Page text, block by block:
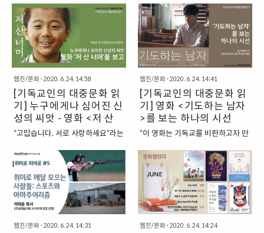
와 트렌드에 관심 있는 사람 정도만
알고 있던 ‘언택트(untact)’가 대부
분 사람들이 알 정도까지 되었다. 요
즘 교회는 ‘언택트’(untact)’ 활동의
일종인 온라인 예배를 둘러싼 논의
가 ..
다. 물론 어떤 것들은 ‘정상’으로 돌
아갈 수 있겠다. 하지만 이 세계에는
많은 변화가 있을 것이고, 결과적으
로 교회들은 2019년과는 다르게
존재하고 또 다르게 바라봐야 할 것
이다. 이것은 꽤 흥미로운 일이면서
도 동시에 무서운 ..
교회가 어떻게 달라져야 하는지’에
관해 신학자들과 목회자들의 고민
이 깊어지고 있다. 오히려 신자들은
‘코로나19’로 인해 변화된 일상의
방식을 신앙생활에 적용하는 일을
어려워하지 않는 듯하다. ‘온라인 예
배’를 ‘시청 혹은 관람’하고 헌금을
은행계좌로 입금하는 행위는 ‘코로
나19’ 이후로 돌아갈 수 없게 된 우
리의 일상만큼 우리의 신앙생활도
크게 바꿔 놓을 것이다. 이제 발 빠
츠 제작에 나서야 하는 것일까? ‘온
라인 교회/예배’의 가능성이 여러
측면에서 점검되고 있다. 그런데 이
에 대한 결정적 충분조건은 ‘신앙공
동체’의 형성이 가능해야 한다는 것
이다. 이전과 같은 ‘조직적’ 소속감
은 아니더라도 신앙과 가치..
까? 유튜브가 대세가 되면서 주변
지인들이 유튜브를 시작했다는 소
식 전해주는 빈도도 점점 늘어나고
있다. 유명 유튜브 채널이나 관심 있
는 분야는 빠삭하게 혹은 손쉽게 접
근할 수 있지만, 그 외에도 더 많이
알려져야 하는 알짜배기 건강 기독
유튜브 콘텐츠도 곳곳에 있다는 사
실. 온라인은 오늘날 세계 대다수의
사람들이 살고 있는 곳이다. 사람들
은 소셜미디어를 통해 지식을 얻고,
도 지금껏 이 공간으로 직접 찾아와
서 사람들과 소통하려는 교회나 사
역자들은 많이 없었다. 하지만 요즘
과 같은 팬데믹 시대는 다르다. 성도
들을 “만나고”, 계속해서 복음을 “전
하기” 위해서는 소셜미디어를 선택
하지 않을 수 없게 된 것이다...
웹진/문화· 2020. 6. 24. 14:58
[기독교인의 대중문화 읽
기] 누구에게나 심어진 신
성의 씨앗 - 영화 <저 산
너머>를 보고
“고맙습니다. 서로 사랑하세요”라는
기경(1922-2009)의 삶과 죽음은
그 어떤 이의 생애보다도 더 깊은 인
상을 남겼다. 2009년 2월의 기억을
되살려 보면 그가 선종1)한 후 5일
의 장례 기간에 명동 성당에 수만의
인파가 몰려 수 킬로미터에 이르는
조문 행렬을 이루었다. 당시에 언론
웹진/문화· 2020. 6. 24. 14:41
[기독교인의 대중문화 읽
기] 영화 <기도하는 남자
>를 보는 하나의 시선
“이 영화는 기독교를 비판하고자 만
오히려 영화 가 “모든 이들이 가진
고민을 다루고 있다”고 이야기한다.
영화에서 개척교회 사모 정인으로
등장하는 류현경 배우는 “누구나 한
번쯤 겪게 되는 인생의 소용돌이를
표현한 영화”라고 밝힌다. 경제적인
어려움 혹은 어떠한 위기로 인해 찾
웹진/문화· 2020. 6. 24. 14:31 웹진/문화· 2020. 6. 24. 14:24